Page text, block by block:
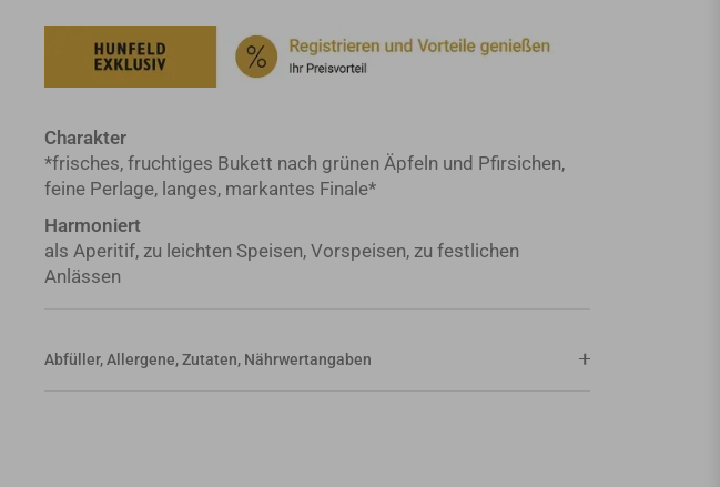
Charakter
*frisches, fruchtiges Bukett nach grünen Äpfeln und Pfirsichen,
feine Perlage, langes, markantes Finale*
Harmoniert
als Aperitif, zu leichten Speisen, Vorspeisen, zu festlichen
Anlässen
Abfüller, Allergene, Zutaten, Nährwertangaben